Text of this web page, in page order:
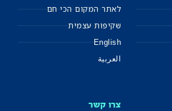
לאתר המקום הכי חם
שקיפות עצמית
English
العربية
צרו קשר